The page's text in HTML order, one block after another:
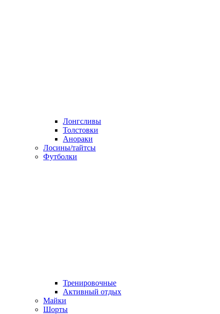
Лонгсливы
Толстовки
Анораки
Лосины/тайтсы
Футболки
Тренировочные
Активный отдых
Майки
Шорты